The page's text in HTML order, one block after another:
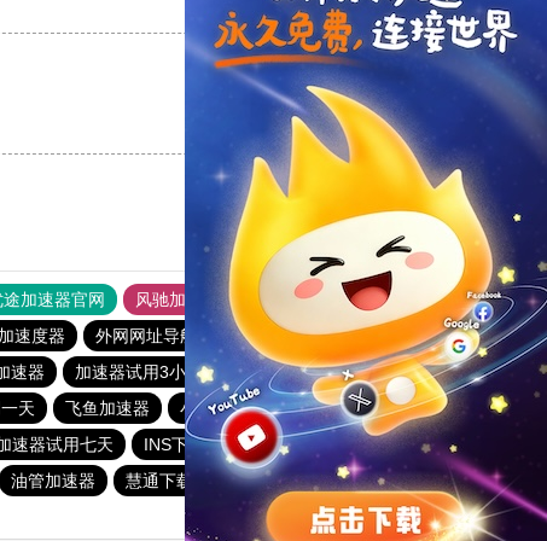
支持 [0] 反对[0]
支持
途加速器官网 风驰加速器
旋风加速器
速度器 外网网址导航 软件中心 雷霆加速
狂飙加速器
速器 加速器试用3小时 极光aurora加速器
云梯加速器
天 飞鱼加速器 小熊加速器 旋风加速度器
白鲸加速器
速器试用七天 INS下载站
闪电猫加速器
油管加速器 慧通下载站 白鲸加速器
hammer加速器